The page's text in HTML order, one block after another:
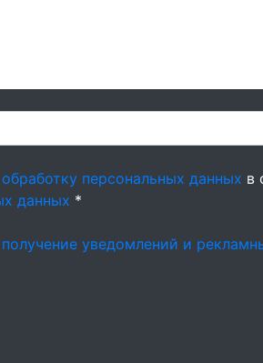
обработку персональных данных в
данных *
получение уведомлений и